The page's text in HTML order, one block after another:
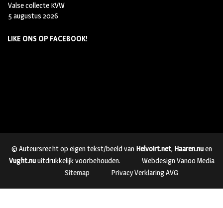
Valse collecte KVW
5 augustus 2026
LIKE ONS OP FACEBOOK!
© Auteursrecht op eigen tekst/beeld van Helvoirt.net, Haaren.nuen
Vught.nuuitdrukkelijk voorbehouden.
Webdesign Vanoo Media
Sitemap
Privacy Verklaring AVG